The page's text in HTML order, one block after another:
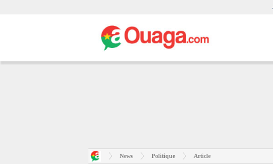
News Politique Article